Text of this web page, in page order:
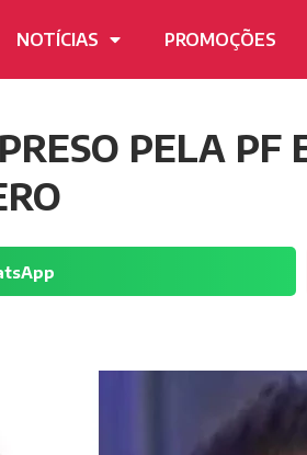
NOTÍCIAS PROMOÇÕES
PELA PF